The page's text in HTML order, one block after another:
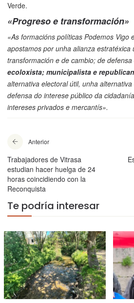
Verde.
«Progreso e transformación»
«As formacións políticas Podemos Vigo
apostamos por unha alianza
transformación e de cambio; de
ecoloxista; municipalista e
alternativa electoral útil, unha
defensa do interese público da
intereses privados e mercantís».
Anterior
Trabajadores de Vitrasa
estudian hacer huelga de 24
horas coincidiendo con la
Reconquista
Te podría interesar